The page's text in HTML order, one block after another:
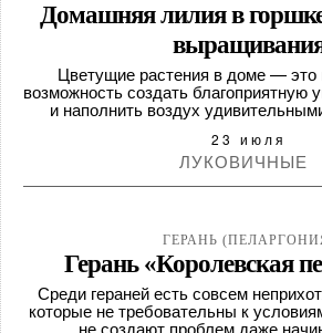
Домашняя лилия в
Цветущие растения в доме — это
возможность создать благоприятную
и наполнить воздух
23 июля
ЛУКОВИЧНЫЕ
ГЕРАНЬ
Герань «Королевская
Среди гераней есть совсем
которые не требовательны к
не создают проблем даже